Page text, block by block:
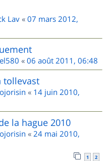
Lav « 07 mars 2012,
« 06 août 2011, 06:48
tollevast
« 14 juin 2010,
la hague 2010
« 24 mai 2010,
1 2